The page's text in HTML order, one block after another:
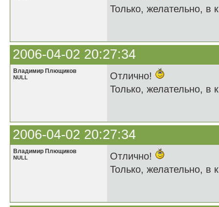
Только, желательно, в
2006-04-02 20:27:34
Владимир Плющиков
NULL
Отлично!
Только, желательно, в
2006-04-02 20:27:34
Владимир Плющиков
NULL
Отлично!
Только, желательно, в